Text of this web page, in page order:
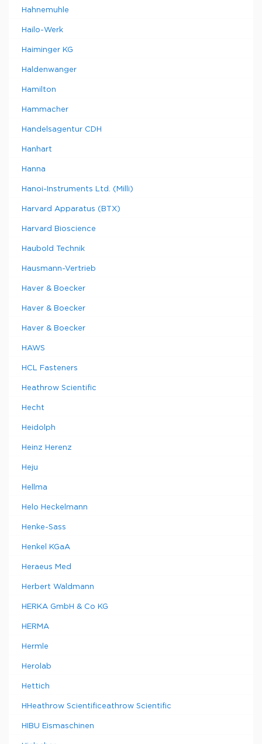
Hahnemuhle
Hailo-Werk
Haiminger KG
Haldenwanger
Hamilton
Hammacher
Handelsagentur CDH
Hanhart
Hanna
Hanoi-Instruments Ltd. (Milli)
Harvard Apparatus (BTX)
Harvard Bioscience
Haubold Technik
Hausmann-Vertrieb
Haver & Boecker
Haver & Boecker
Haver & Boecker
HAWS
HCL Fasteners
Heathrow Scientific
Hecht
Heidolph
Heinz Herenz
Heju
Hellma
Helo Heckelmann
Henke-Sass
Henkel KGaA
Heraeus Med
Herbert Waldmann
HERKA GmbH & Co KG
HERMA
Hermle
Herolab
Hettich
HHeathrow Scientificeathrow Scientific
HIBU Eismaschinen